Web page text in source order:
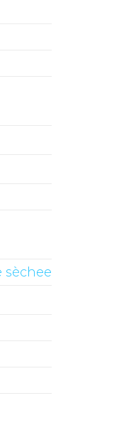
sèchee